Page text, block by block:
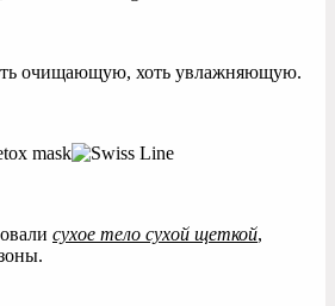
очищающую, хоть увлажняющую.
сухое тело сухой щеткой,